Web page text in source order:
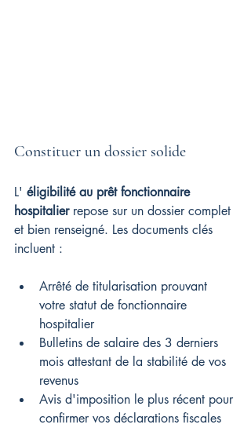
Constituer un dossier solide
L' éligibilité au prêt fonctionnaire
hospitalier repose sur un dossier complet
et bien renseigné. Les documents clés
incluent :
Arrêté de titularisation prouvant
votre statut de fonctionnaire
hospitalier
Bulletins de salaire des 3 derniers
mois attestant de la stabilité de vos
revenus
Avis d'imposition le plus récent pour
confirmer vos déclarations fiscales